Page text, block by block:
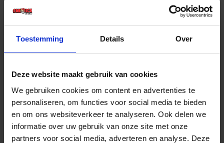
Toestemming Details Over
Deze website maakt gebruik van cookies
We gebruiken cookies om content en advertenties te
personaliseren, om functies voor social media te bieden
en om ons websiteverkeer te analyseren. Ook delen we
informatie over uw gebruik van onze site met onze
partners voor social media, adverteren en analyse. Deze
€ 11,10 incl. BTW
-
Bestel nu!